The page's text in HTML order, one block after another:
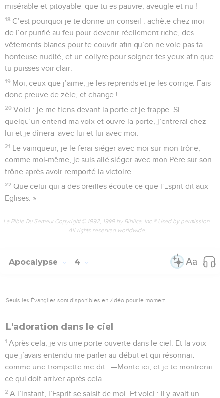
misérable et pitoyable, que tu es pauvre, aveugle et nu !
18 C’est pourquoi je te donne un conseil : achète chez moi
de l’or purifié au feu pour devenir réellement riche, des
vêtements blancs pour te couvrir afin qu’on ne voie pas ta
honteuse nudité, et un collyre pour soigner tes yeux afin que
tu puisses voir clair.
19 Moi, ceux que j’aime, je les reprends et je les corrige. Fais
donc preuve de zèle, et change !
20 Voici : je me tiens devant la porte et je frappe. Si
quelqu’un entend ma voix et ouvre la porte, j’entrerai chez
lui et je dînerai avec lui et lui avec moi.
21 Le vainqueur, je le ferai siéger avec moi sur mon trône,
comme moi-même, je suis allé siéger avec mon Père sur son
trône après avoir remporté la victoire.
22 Que celui qui a des oreilles écoute ce que l’Esprit dit aux
Eglises. »
La Bible Du Semeur Copyright © 1992, 1999 by Biblica, Inc.® Used by permission.
All rights reserved worldwide.
Apocalypse 4
Seuls les Évangiles sont disponibles en vidéo pour le moment.
L'adoration dans le ciel
1 Après cela, je vis une porte ouverte dans le ciel. Et la voix
que j’avais entendu me parler au début et qui résonnait
comme une trompette me dit : —Monte ici, et je te montrerai
ce qui doit arriver après cela.
2 A l’instant, l’Esprit se saisit de moi. Et voici : il y avait un